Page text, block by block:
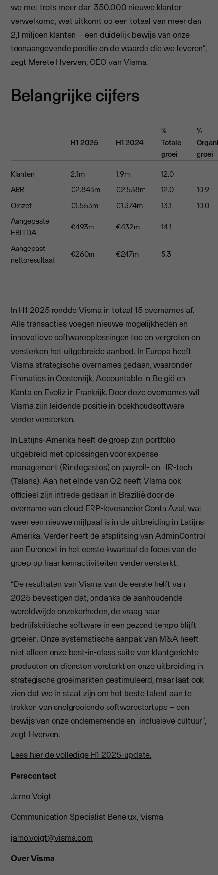
we met trots meer dan 350.000 nieuwe klanten
verwelkomd, wat uitkomt op een totaal van meer dan
2,1 miljoen klanten – een duidelijk bewijs van onze
toonaangevende positie en de waarde die we leveren”,
zegt Merete Hverven, CEO van Visma.
Belangrijke cijfers
H1 2025 H1 2024
%
Totale
groei
%
groei
Klanten 2.1m 1.9m
12.0
ARR
€2.843m €2.538m 12.0
10.9
Omzet
€1.553m €1.374m 13.1
10.0
Aangepaste
EBITDA
€493m €432m 14.1
Aangepast
nettoresultaat
€260m €247m 5.3
In H1 2025 rondde Visma in totaal 15 overnames af.
Alle transacties voegen nieuwe mogelijkheden en
innovatieve softwareoplossingen toe en vergroten en
versterken het uitgebreide aanbod. In Europa heeft
Visma strategische overnames gedaan, waaronder
Finmatics in Oostenrijk, Accountable in België en
Kanta en Evoliz in Frankrijk. Door deze overnames wil
Visma zijn leidende positie in boekhoudsoftware
verder versterken.
In Latijns-Amerika heeft de groep zijn portfolio
uitgebreid met oplossingen voor expense
management (Rindegastos) en payroll- en HR-tech
(Talana). Aan het einde van Q2 heeft Visma ook
officieel zijn intrede gedaan in Brazilië door de
overname van cloud ERP-leverancier Conta Azul, wat
weer een nieuwe mijlpaal is in de uitbreiding in Latijns-
Amerika. Verder heeft de afsplitsing van AdminControl
aan Euronext in het eerste kwartaal de focus van de
groep op haar kernactiviteiten verder versterkt.
“De resultaten van Visma van de eerste helft van
2025 bevestigen dat, ondanks de aanhoudende
wereldwijde onzekerheden, de vraag naar
bedrijfskritische software in een gezond tempo blijft
groeien. Onze systematische aanpak van M&A heeft
niet alleen onze best-in-class suite van klantgerichte
producten en diensten versterkt en onze uitbreiding in
strategische groeimarkten gestimuleerd, maar laat ook
zien dat we in staat zijn om het beste talent aan te
trekken van snelgroeiende softwarestartups – een
bewijs van onze ondernemende en inclusieve cultuur”,
zegt Hverven.
Lees hier de volledige H1 2025-update.
Perscontact
Jarno Voigt
Communication Specialist Benelux, Visma
jarno.voigt@visma.com
Over Visma